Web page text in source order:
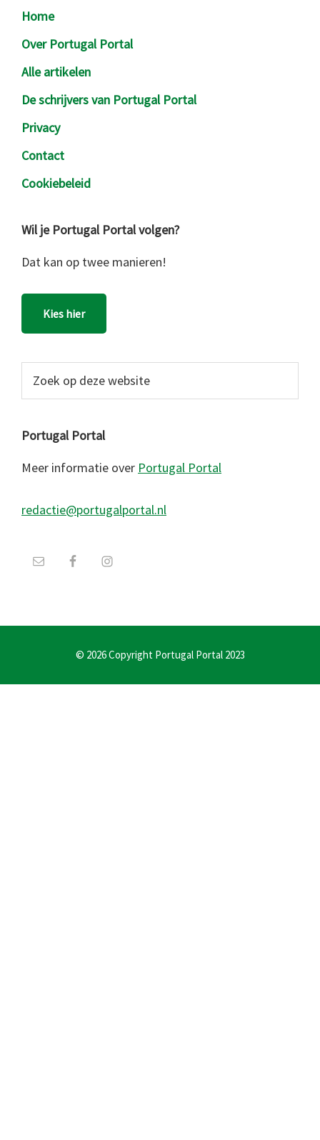
Footer
Home
Over Portugal Portal
Alle artikelen
De schrijvers van Portugal Portal
Privacy
Contact
Cookiebeleid
Wil je Portugal Portal volgen?
Dat kan op twee manieren!
Kies hier
website
Portugal Portal
Meer informatie over Portugal Portal
redactie@portugalportal.nl
© 2026 Copyright Portugal Portal 2023